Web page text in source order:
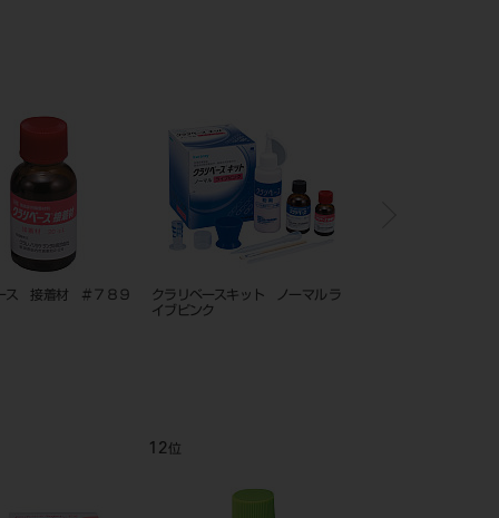
ス 接着材 ＃７８９
クラリベースキット ノーマル ラ
イブピンク
12 位